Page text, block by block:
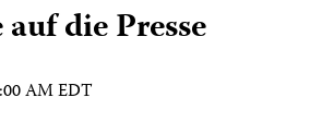
die Presse
AM EDT